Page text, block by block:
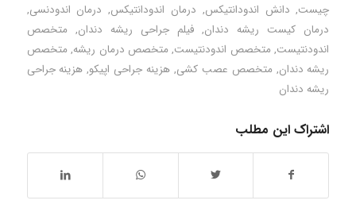
چیست, دانش اندودانتیکس, درمان اندودانتیکس, درمان اندودنسی,
درمان کیست ریشه دندان, فیلم جراحی ریشه دندان, متخصص
اندودنتيست, متخصص اندودنتیست, متخصص درمان ریشه, متخصص
ریشه دندان, متخصص عصب کشی, هزینه جراحی اپیکو, هزینه جراحی
ریشه دندان
اشتراک این مطلب